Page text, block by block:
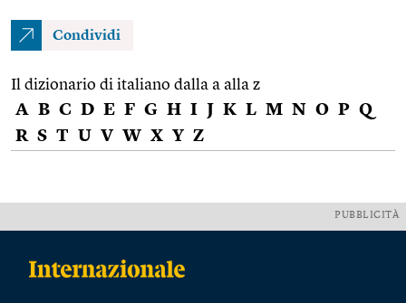
Condividi
Il dizionario di italiano dalla a alla z
A B C D E F G H I J K L M N O P Q
R S T U V W X Y Z
PUBBLICITÀ